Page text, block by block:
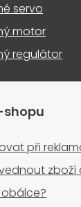
servo
motor
regulátor
shopu
při
obálce?